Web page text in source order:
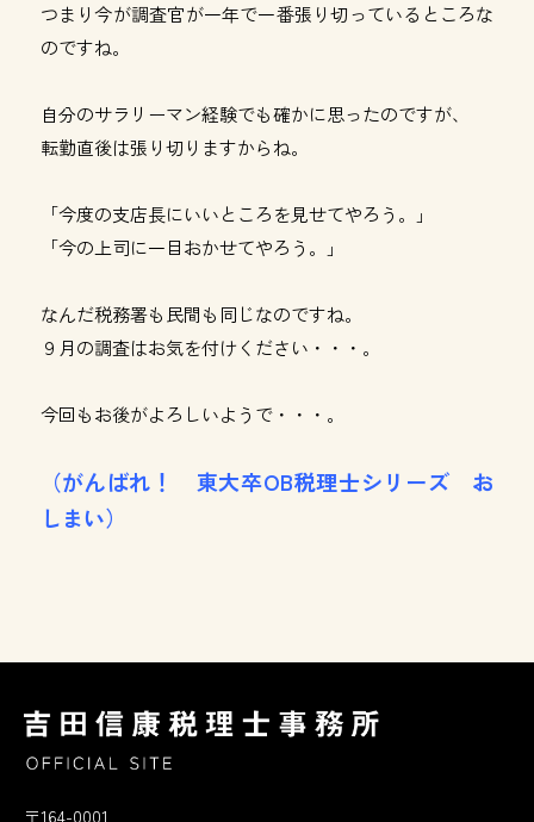
つまり今が調査官が一年で一番張り切っているところな
のですね。
自分のサラリーマン経験でも確かに思ったのですが、
転勤直後は張り切りますからね。
「今度の支店長にいいところを見せてやろう。」
「今の上司に一目おかせてやろう。」
なんだ税務署も民間も同じなのですね。
９月の調査はお気を付けください・・・。
今回もお後がよろしいようで・・・。
（がんばれ！ 東大卒OB税理士シリーズ お
しまい）
〒164-0001